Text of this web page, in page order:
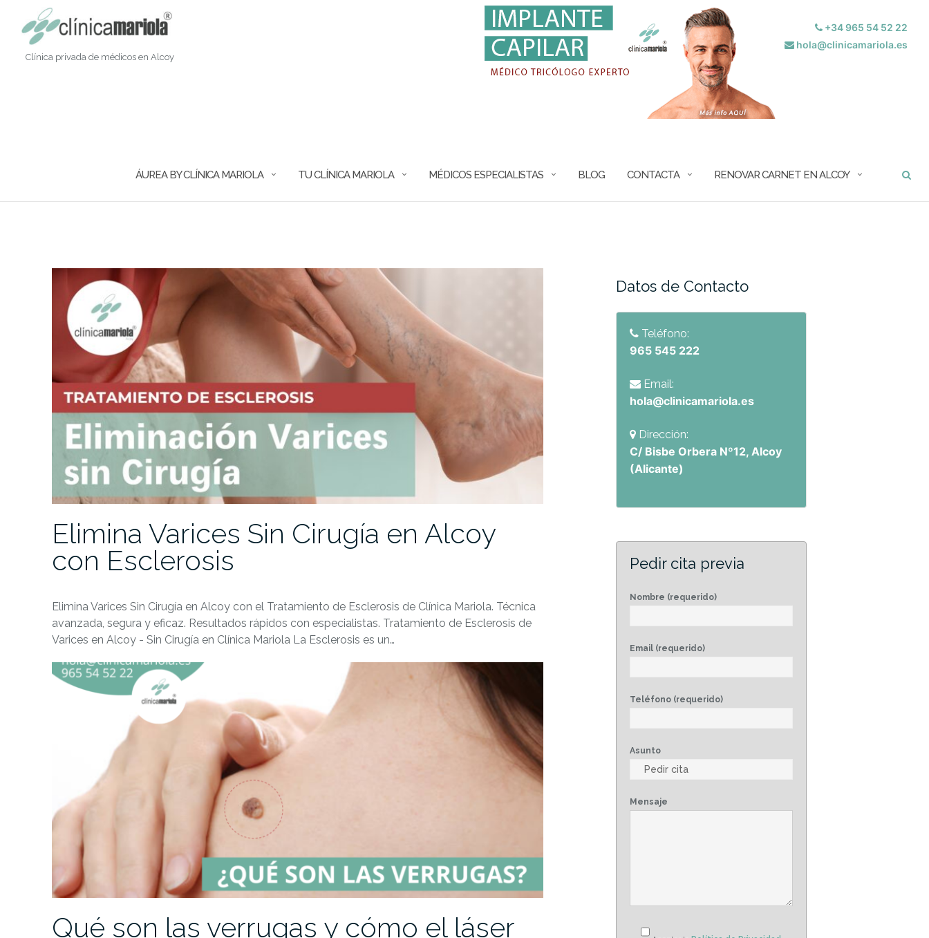
contenido
Clínica privada de médicos en Alcoy
+34 965 54 52 22
hola@clinicamariola.es
ÁUREA BY CLÍNICA MARIOLA TU CLÍNICA MARIOLA MÉDICOS ESPECIALISTAS BLOG CONTACTA RENOVAR CARNET EN ALCOY
Elimina Varices Sin Cirugía en Alcoy
con Esclerosis
Elimina Varices Sin Cirugía en Alcoy con el Tratamiento de Esclerosis de Clínica Mariola. Técnica
avanzada, segura y eficaz. Resultados rápidos con especialistas. Tratamiento de Esclerosis de
Varices en Alcoy - Sin Cirugía en Clínica Mariola La Esclerosis es un…
Qué son las verrugas y cómo el láser
Datos de Contacto
Teléfono:
965 545 222
Email:
hola@clinicamariola.es
Dirección:
C/ Bisbe Orbera Nº12, Alcoy
(Alicante)
Pedir cita previa
Nombre (requerido)
Email (requerido)
Teléfono (requerido)
Asunto
Mensaje